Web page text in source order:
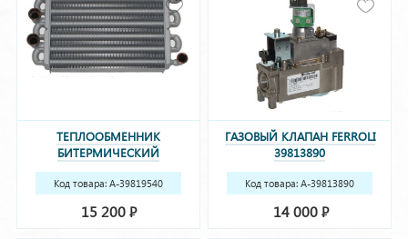
ТЕПЛООБМЕННИК
БИТЕРМИЧЕСКИЙ
DOMIPROJECT F24 FERROLI
39819540 (37404110)
Код товара: A-39819540
15 200Р
ГАЗОВЫЙ КЛАПАН FERROLI
39813890
Код товара: A-39813890
14 000 Р